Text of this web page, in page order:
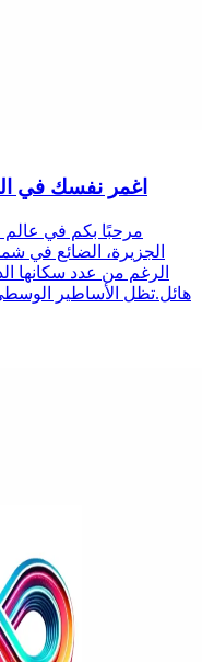
اغمر نفسك في
مرحبًا بكم في عالم
الجزيرة، الضائع في
هائل.تظل الأساطير